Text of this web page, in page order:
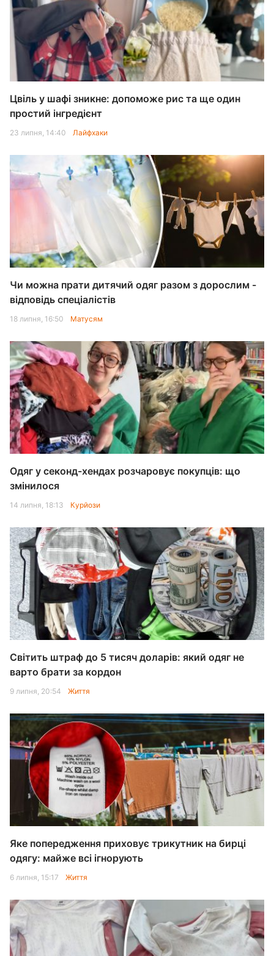
Цвіль у шафі зникне: допоможе рис та ще один
простий інгредієнт
23 липня, 14:40 Лайфхаки
Чи можна прати дитячий одяг разом з дорослим -
відповідь спеціалістів
18 липня, 16:50 Матусям
Одяг у секонд-хендах розчаровує покупців: що
змінилося
14 липня, 18:13 Курйози
Світить штраф до 5 тисяч доларів: який одяг не
варто брати за кордон
9 липня, 20:54 Життя
Яке попередження приховує трикутник на бирці
одягу: майже всі ігнорують
6 липня, 15:17 Життя